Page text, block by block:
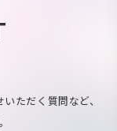
ただく質問など、